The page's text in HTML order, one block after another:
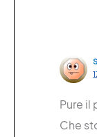
Pure il
Che